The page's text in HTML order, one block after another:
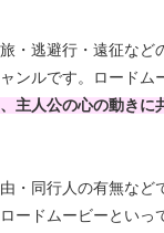
・逃避行・遠征など
ンルです。ロードム
主人公の心の動きに
・同行人の有無など
ードムービーといっ